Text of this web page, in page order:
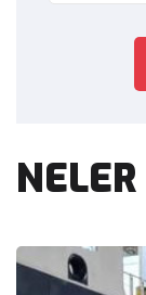
NELER